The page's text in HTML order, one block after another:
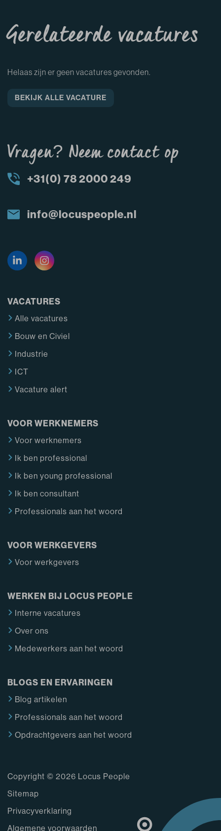
Gerelateerde vacatures
Helaas zijn er geen vacatures gevonden.
BEKIJK ALLE VACATURE
Vragen? Neem contact op
+31(0) 78 2000 249
info@locuspeople.nl
VACATURES
Alle vacatures
Bouw en Civiel
Industrie
ICT
Vacature alert
VOOR WERKNEMERS
Voor werknemers
Ik ben professional
Ik ben young professional
Ik ben consultant
Professionals aan het woord
VOOR WERKGEVERS
Voor werkgevers
WERKEN BIJ LOCUS PEOPLE
Interne vacatures
Over ons
Medewerkers aan het woord
BLOGS EN ERVARINGEN
Blog artikelen
Professionals aan het woord
Opdrachtgevers aan het woord
Copyright © 2026 Locus People
Sitemap
Privacyverklaring
Algemene voorwaarden